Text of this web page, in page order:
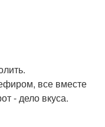
все вместе
- дело вкуса.